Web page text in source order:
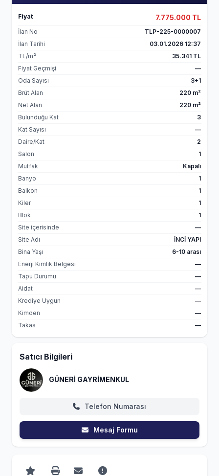
Fiyat 7.775.000 TL
İlan No
TLP-225-0000007
İlan Tarihi
03.01.2026 12:37
TL/m²
35.341 TL
Fiyat Geçmişi
—
Oda Sayısı
3+1
Brüt Alan
220 m²
Net Alan
220 m²
Bulunduğu Kat
3
Kat Sayısı
—
Daire/Kat
2
Salon
1
Mutfak
Kapalı
Banyo
1
Balkon
1
Kiler
1
Blok
1
Site içerisinde
—
Site Adı
İNCİ YAPI
Bina Yaşı
6-10 arası
Enerji Kimlik Belgesi
—
Tapu Durumu
—
Aidat
—
Krediye Uygun
—
Kimden
—
Takas
—
Satıcı Bilgileri
GÜNERİ GAYRİMENKUL
Telefon Numarası
Mesaj Formu